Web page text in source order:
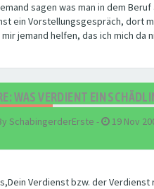
sagen was man in dem
ein Vorstellungsgespräch, dort
jemand helfen, das ich mich da
WAS VERDIENT EIN
SchabingerderErste - 19 Nov
Verdienst bzw. der